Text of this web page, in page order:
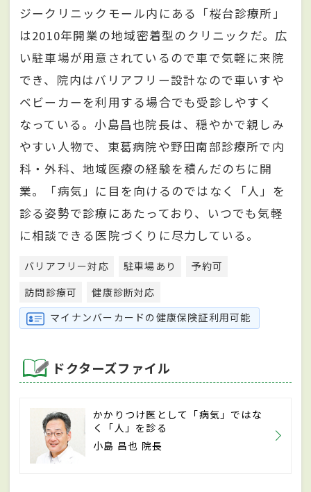
ジークリニックモール内にある「桜台診療所」
は2010年開業の地域密着型のクリニックだ。広
い駐車場が用意されているので車で気軽に来院
でき、院内はバリアフリー設計なので車いすや
ベビーカーを利用する場合でも受診しやすく
なっている。小島昌也院長は、穏やかで親しみ
やすい人物で、東葛病院や野田南部診療所で内
科・外科、地域医療の経験を積んだのちに開
業。「病気」に目を向けるのではなく「人」を
診る姿勢で診療にあたっており、いつでも気軽
に相談できる医院づくりに尽力している。
バリアフリー対応 駐車場あり
予約可
訪問診療可
健康診断対応
マイナンバーカードの健康保険証利用可能
ドクターズファイル
かかりつけ医として「病気」ではな
く「人」を診る
小島 昌也 院長